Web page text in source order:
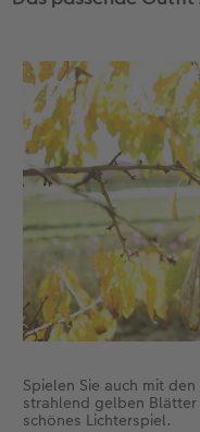
Spielen Sie auch mit
strahlend gelben
schönes Lichterspiel.